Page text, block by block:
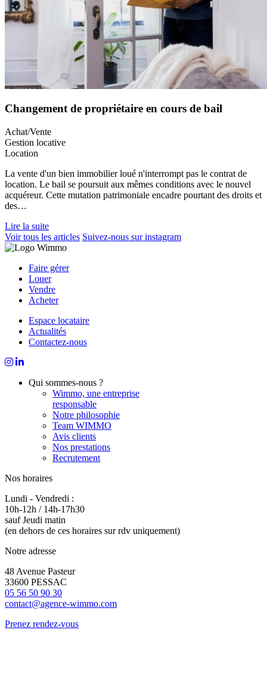
Changement de propriétaire en cours de bail
Achat/Vente
Gestion locative
Location
La vente d'un bien immobilier loué n'interrompt pas le contrat de
location. Le bail se poursuit aux mêmes conditions avec le nouvel
acquéreur. Cette mutation patrimoniale encadre pourtant des droits et
des…
Lire la suite
Voir tous les articles Suivez-nous sur instagram
Faire gérer
Louer
Vendre
Acheter
Espace locataire
Actualités
Contactez-nous
Qui sommes-nous ?
Wimmo, une entreprise
responsable
Notre philosophie
Team WIMMO
Avis clients
Nos prestations
Recrutement
Nos horaires
Lundi - Vendredi :
10h-12h / 14h-17h30
sauf Jeudi matin
(en dehors de ces horaires sur rdv uniquement)
Notre adresse
48 Avenue Pasteur
33600 PESSAC
05 56 50 90 30
contact@agence-wimmo.com
Prenez rendez-vous